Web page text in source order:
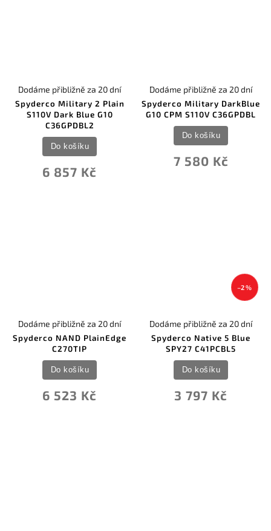
Spyderco Military 2 Plain
S110V Dark Blue G10
C36GPDBL2
Dodáme přibližně za 20 dní
6 857 Kč
Do košíku
Spyderco Military DarkBlue
G10 CPM S110V C36GPDBL
Dodáme přibližně za 20 dní
7 580 Kč
Do košíku
Spyderco NAND PlainEdge
C270TIP
Dodáme přibližně za 20 dní
6 523 Kč
Do košíku
–2 %
Spyderco Native 5 Blue
SPY27 C41PCBL5
Dodáme přibližně za 20 dní
3 797 Kč
Do košíku